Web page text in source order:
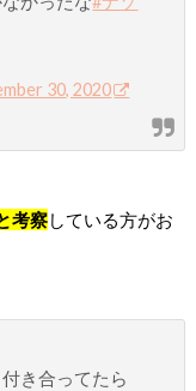
30, 2020
考察している方がお
き合ってたら